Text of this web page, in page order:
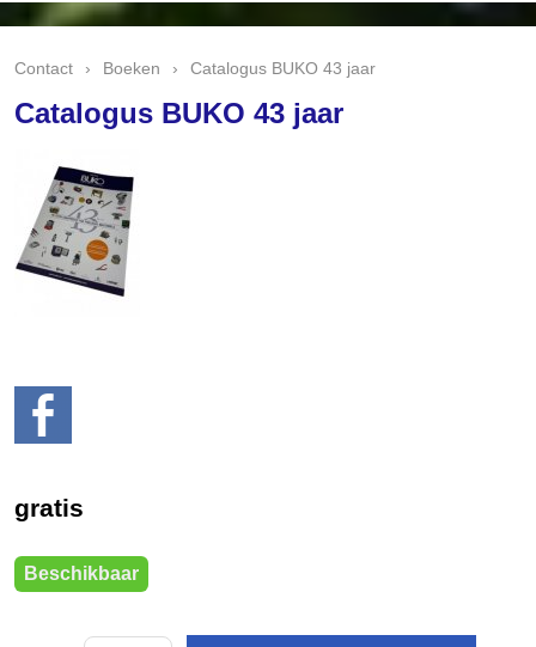
Contact
Kado tips
BUKO eigen productie
2e hands
Batterijen
Boeken
Draaien en frezen
Einde reeks
Home
Contact › Boeken › Catalogus BUKO 43 jaar
Catalogus BUKO 43 jaar
gratis
Beschikbaar